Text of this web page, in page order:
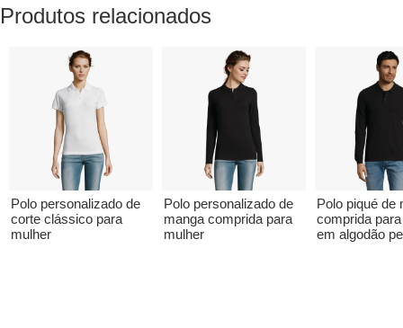
Produtos relacionados
Polo personalizado de
corte clássico para
mulher
Polo personalizado de
manga comprida para
mulher
Polo piqué de
comprida
em algodão